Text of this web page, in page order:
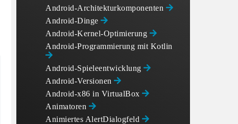
Android-Architekturkomponenten
Android-Dinge
Android-Kernel-Optimierung
Android-Programmierung mit Kotlin
Android-Spieleentwicklung
Android-Versionen
Android-x86 in VirtualBox
Animatoren
Animiertes AlertDialogfeld